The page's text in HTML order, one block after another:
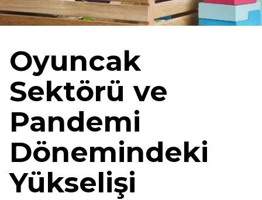
Oyuncak
Sektörü ve
Pandemi
Dönemindeki
Yükselişi